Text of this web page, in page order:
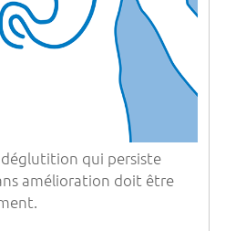
qui persiste
amélioration doit être